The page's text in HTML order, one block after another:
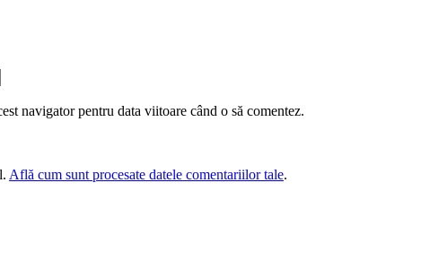
navigator pentru data viitoare când o să comentez.
Află cum sunt procesate datele comentariilor tale.